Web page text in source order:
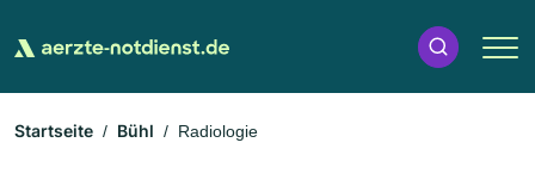
Startseite Bühl Radiologie